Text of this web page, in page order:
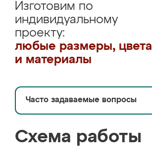
Изготовим по
индивидуальному
проекту:
любые размеры, цвета
и материалы
Часто задаваемые вопросы
Схема работы